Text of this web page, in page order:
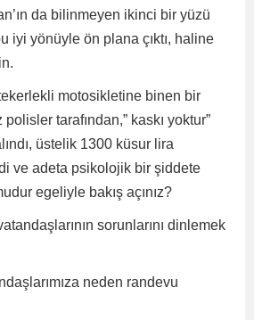
da bilinmeyen ikinci bir yüzü
iyi yönüyle ön plana çıktı, haline
motosikletine binen bir
tarafından,” kaskı yoktur”
üstelik 1300 küsur lira
ve adeta psikolojik bir şiddete
egeliyle bakış açınız?
sorunlarını dinlemek
neden randevu